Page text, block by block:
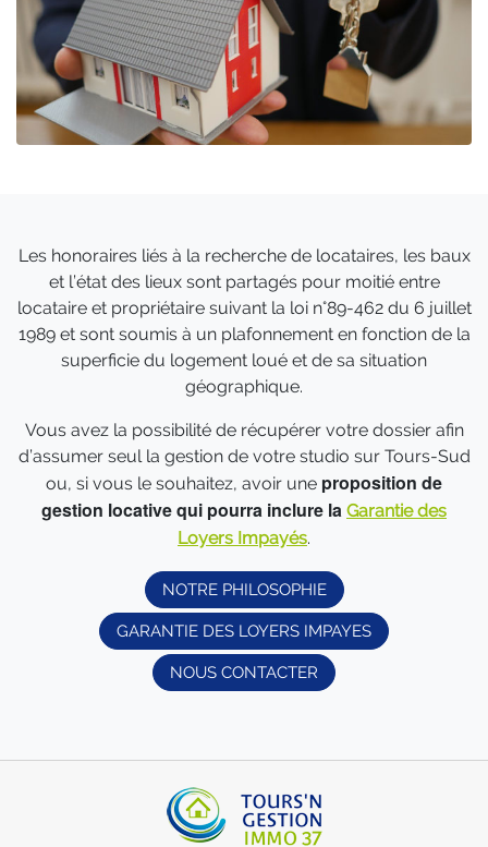
Les honoraires liés à la recherche de locataires, les baux
et l’état des lieux sont partagés pour moitié entre
locataire et propriétaire suivant la loi n°89-462 du 6 juillet
1989 et sont soumis à un plafonnement en fonction de la
superficie du logement loué et de sa situation
géographique.
Vous avez la possibilité de récupérer votre dossier afin
d’assumer seul la gestion de votre studio sur Tours-Sud
ou, si vous le souhaitez, avoir une proposition de
gestion locative qui pourra inclure la Garantie des
Loyers Impayés.
NOTRE PHILOSOPHIE
GARANTIE DES LOYERS IMPAYES
NOUS CONTACTER